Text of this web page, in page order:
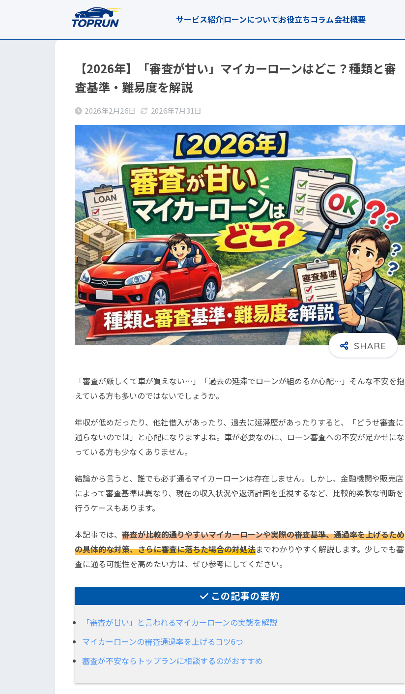
サービス紹介ローンについてお役立ちコラム会社概要
【2026年】「審査が甘い」マイカーローンはどこ？種類と審
査基準・難易度を解説
2026年2月26日 2026年7月31日
「審査が厳しくて車が買えない…」「過去の延滞でローンが組めるか心配…」そんな不安を抱
えている方も多いのではないでしょうか。
年収が低めだったり、他社借入があったり、過去に延滞歴があったりすると、「どうせ審査に
通らないのでは」と心配になりますよね。車が必要なのに、ローン審査への不安が足かせにな
っている方も少なくありません。
結論から言うと、誰でも必ず通るマイカーローンは存在しません。しかし、金融機関や販売店
によって審査基準は異なり、現在の収入状況や返済計画を重視するなど、比較的柔軟な判断を
行うケースもあります。
本記事では、 審査が比較的通りやすいマイカーローンや実際の審査基準、通過率を上げるため
の具体的な対策、さらに審査に落ちた場合の対処法までわかりやすく解説します。少しでも審
査に通る可能性を高めたい方は、ぜひ参考にしてください。
この記事の要約
「審査が甘い」と言われるマイカーローンの実態を解説
マイカーローンの審査通過率を上げるコツ6つ
審査が不安ならトップランに相談するのがおすすめ